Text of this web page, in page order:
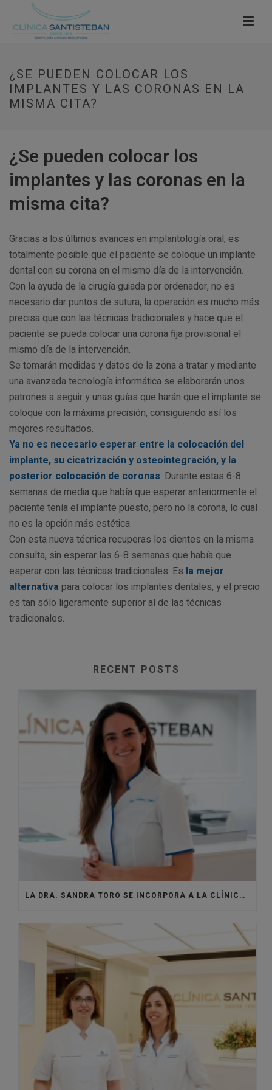
¿SE PUEDEN COLOCAR LOS
IMPLANTES Y LAS CORONAS EN LA
MISMA CITA?
¿Se pueden colocar los
implantes y las coronas en la
misma cita?
Gracias a los últimos avances en implantología oral, es
totalmente posible que el paciente se coloque un implante
dental con su corona en el mismo día de la intervención.
Con la ayuda de la cirugía guiada por ordenador, no es
necesario dar puntos de sutura, la operación es mucho más
precisa que con las técnicas tradicionales y hace que el
paciente se pueda colocar una corona fija provisional el
mismo día de la intervención.
Se tomarán medidas y datos de la zona a tratar y mediante
una avanzada tecnología informática se elaborarán unos
patrones a seguir y unas guías que harán que el implante se
coloque con la máxima precisión, consiguiendo así los
mejores resultados.
Ya no es necesario esperar entre la colocación del
implante, su cicatrización y osteointegración, y la
posterior colocación de coronas. Durante estas 6-8
semanas de media que había que esperar anteriormente el
paciente tenía el implante puesto, pero no la corona, lo cual
no es la opción más estética.
Con esta nueva técnica recuperas los dientes en la misma
consulta, sin esperar las 6-8 semanas que había que
esperar con las técnicas tradicionales. Es la mejor
alternativa para colocar los implantes dentales, y el precio
es tan sólo ligeramente superior al de las técnicas
tradicionales.
RECENT POSTS
LA DRA. SANDRA TORO SE INCORPORA A LA CLÍNICA SANTISTEBAN PARA DAR VIDA AL ÁREA DE MEDICINA ESTÉTICA